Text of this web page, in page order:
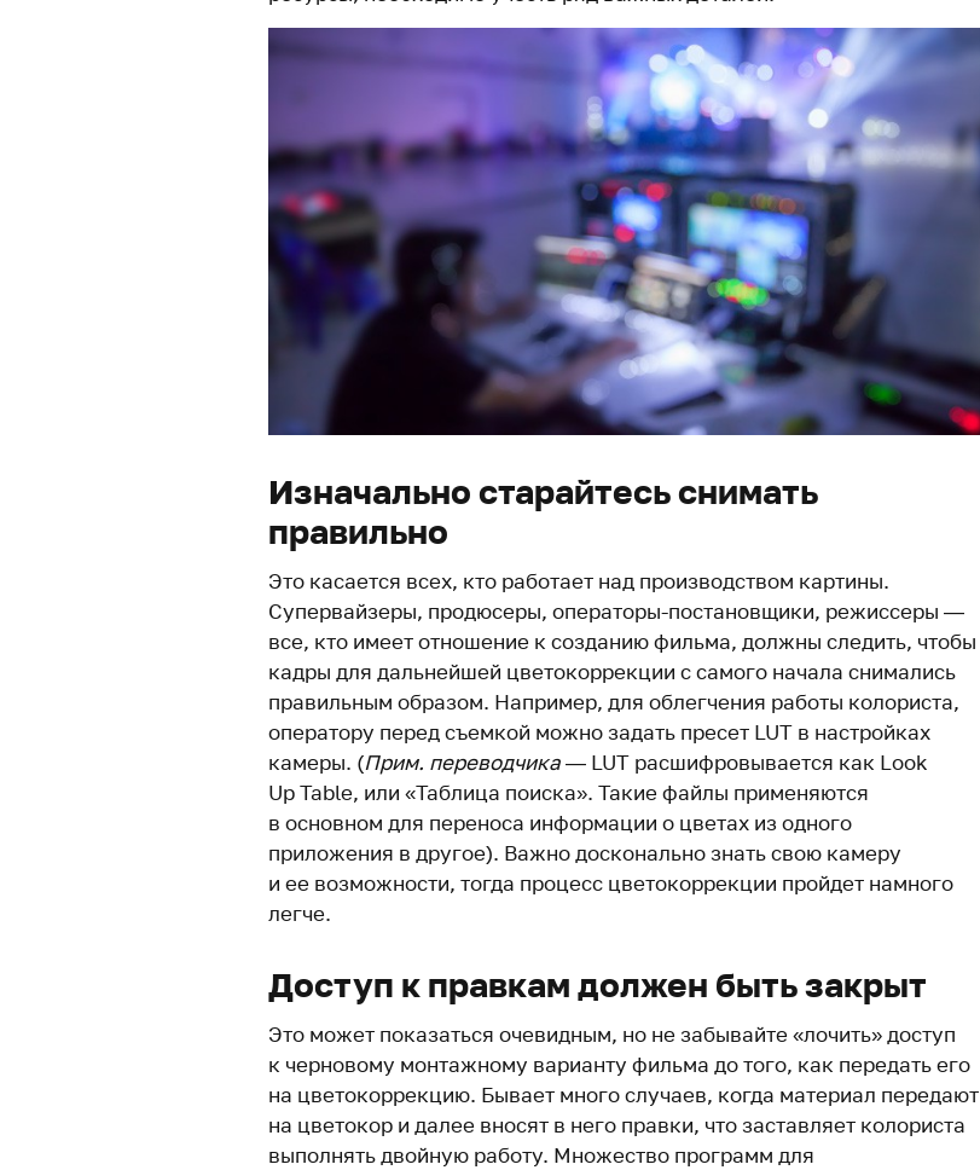
Изначально старайтесь снимать
правильно
Это касается всех, кто работает над производством картины.
Супервайзеры, продюсеры, операторы-постановщики, режиссеры —
все, кто имеет отношение к созданию фильма, должны следить, чтобы
кадры для дальнейшей цветокоррекции с самого начала снимались
правильным образом. Например, для облегчения работы колориста,
оператору перед съемкой можно задать пресет LUT в настройках
камеры. (Прим. переводчика— LUT расшифровывается как Look
Up Table, или «Таблица поиска». Такие файлы применяются
в основном для переноса информации о цветах из одного
приложения в другое). Важно досконально знать свою камеру
и ее возможности, тогда процесс цветокоррекции пройдет намного
легче.
Доступ к правкам должен быть закрыт
Это может показаться очевидным, но не забывайте «лочить» доступ
к черновому монтажному варианту фильма до того, как передать его
на цветокоррекцию. Бывает много случаев, когда материал передают
на цветокор и далее вносят в него правки, что заставляет колориста
выполнять двойную работу. Множество программ для